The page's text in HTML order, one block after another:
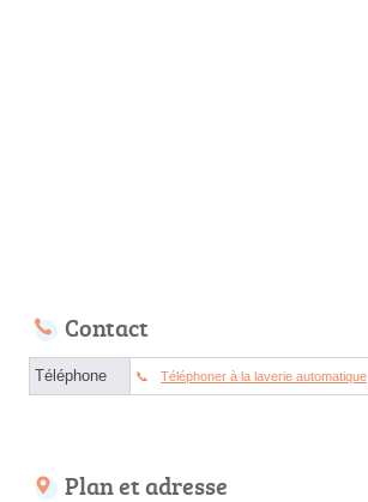
Contact
Téléphone Téléphoner à la laverie automatique
Plan et adresse